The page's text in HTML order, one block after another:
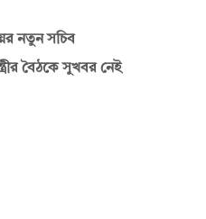
নতুন সচিব
বৈঠকে সুখবর নেই